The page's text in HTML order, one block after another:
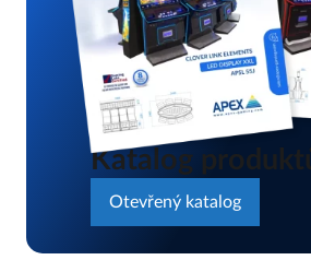
Katalog
Otevřený katalog